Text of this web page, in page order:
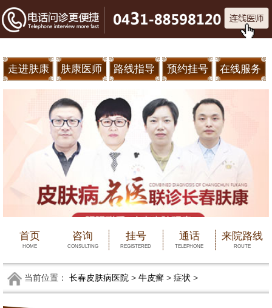
走进肤康 肤康医师 路线指导 预约挂号 在线服务
首页
HOME
咨询
CONSULTING
挂号
REGISTERED
通话
TELEPHONE
来院路线
ROUTE
当前位置： 长春皮肤病医院> 牛皮癣> 症状 >